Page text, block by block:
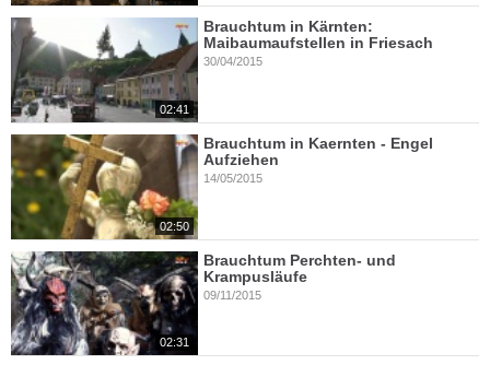
02:41
Brauchtum in Kärnten:
Maibaumaufstellen in Friesach
30/04/2015
02:50
Brauchtum in Kaernten - Engel
Aufziehen
14/05/2015
02:31
Brauchtum Perchten- und
Krampusläufe
09/11/2015